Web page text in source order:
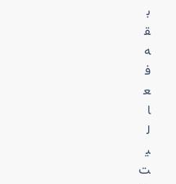
ب
ق
ه
ف
ع
ا
ل
ی
ت